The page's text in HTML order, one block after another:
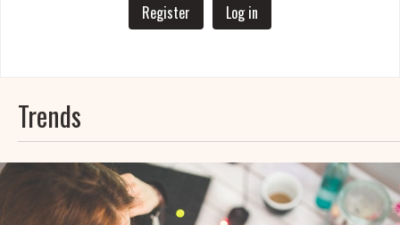
Register Log in
Trends